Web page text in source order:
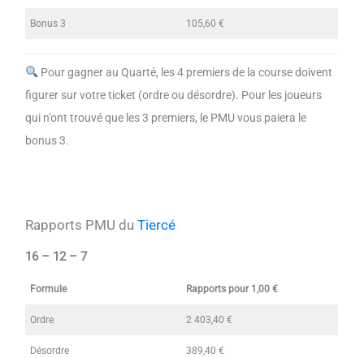
Bonus 3 105,60 €
Pour gagner au Quarté, les 4 premiers de la course doivent
figurer sur votre ticket (ordre ou désordre). Pour les joueurs
qui n’ont trouvé que les 3 premiers, le PMU vous paiera le
bonus 3.
Rapports PMU duTiercé
16 – 12 – 7
Formule Rapports pour 1,00 €
Ordre 2 403,40 €
Désordre 389,40 €